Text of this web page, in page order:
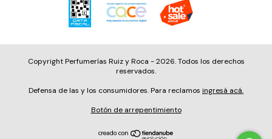
Copyright Perfumerías Ruiz y Roca - 2026. Todos los derechos
reservados.
Defensa de las y los consumidores. Para reclamos ingresá acá.
Botón de arrepentimiento